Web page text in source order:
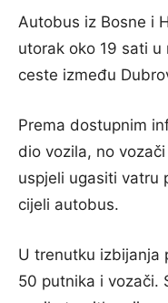
Autobus iz Bosne i
utorak oko 19 sati
ceste između
Prema dostupnim
dio vozila, no
uspjeli ugasiti vatru
cijeli autobus.
U trenutku izbijanja
50 putnika i vozači.